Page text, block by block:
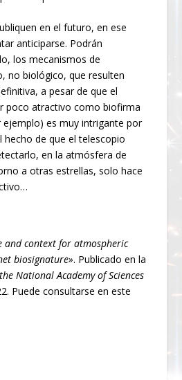
en el futuro, en ese
anticiparse. Podrán
los mecanismos de
no biológico, que resulten
a pesar de que el
poco atractivo como biofirma
es muy intrigante por
hecho de que el telescopio
en la atmósfera de
a otras estrellas, solo hace
and context for atmospheric
biosignature». Publicado en la
National Academy of Sciences
Puede consultarse en este